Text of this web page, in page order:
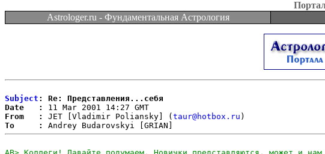
Astrologer.ru - Фундаментальная Астрология
Subject : Re: Представления...себя
Date   :
From   :
JET [Vladimir Poliansky] (taur@hotbox.ru
To     :